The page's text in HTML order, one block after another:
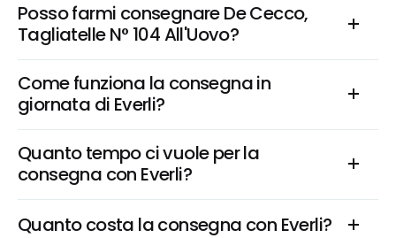
Posso farmi consegnare De Cecco,
Tagliatelle N° 104 All'Uovo?
Come funziona la consegna in
giornata di Everli?
Quanto tempo ci vuole per la
consegna con Everli?
Quanto costa la consegna con Everli?